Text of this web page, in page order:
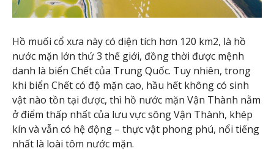
Hồ muối cổ xưa này có diện tích hơn 120 km2, là hồ
nước mặn lớn thứ 3 thế giới, đồng thời được mệnh
danh là biển Chết của Trung Quốc. Tuy nhiên, trong
khi biển Chết có độ mặn cao, hầu hết không có sinh
vật nào tồn tại được, thì hồ nước mặn Vận Thành nằm
ở điểm thấp nhất của lưu vực sông Vận Thành, khép
kín và vẫn có hệ động – thực vật phong phú, nổi tiếng
nhất là loài tôm nước mặn.